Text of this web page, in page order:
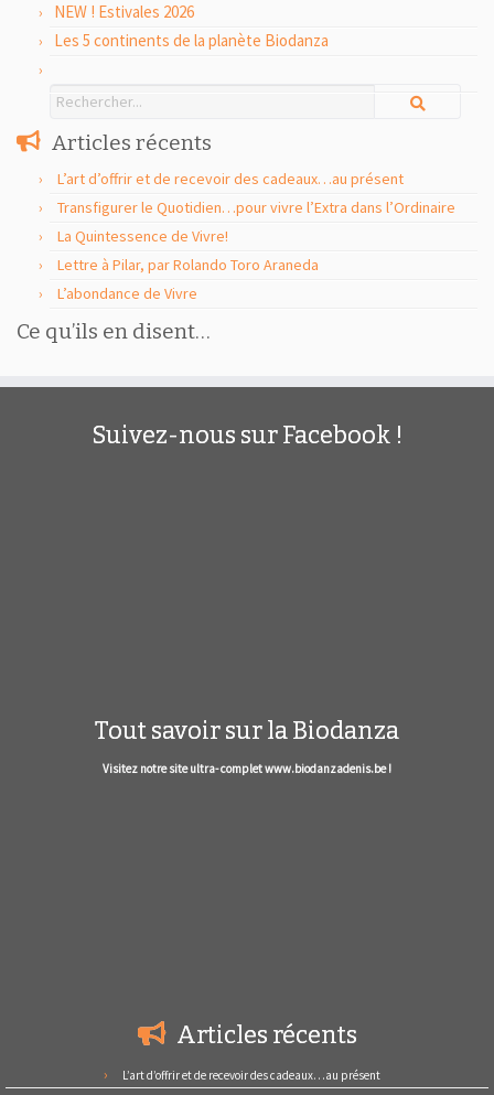
NEW ! Estivales 2026
Les 5 continents de la planète Biodanza
Articles récents
L’art d’offrir et de recevoir des cadeaux…au présent
Transfigurer le Quotidien…pour vivre l’Extra dans l’Ordinaire
La Quintessence de Vivre!
Lettre à Pilar, par Rolando Toro Araneda
L’abondance de Vivre
Ce qu’ils en disent…
Suivez-nous sur Facebook !
Tout savoir sur la Biodanza
Visitez notre site ultra- complet www.biodanzadenis.be !
Articles récents
L’art d’offrir et de recevoir des cadeaux…au présent